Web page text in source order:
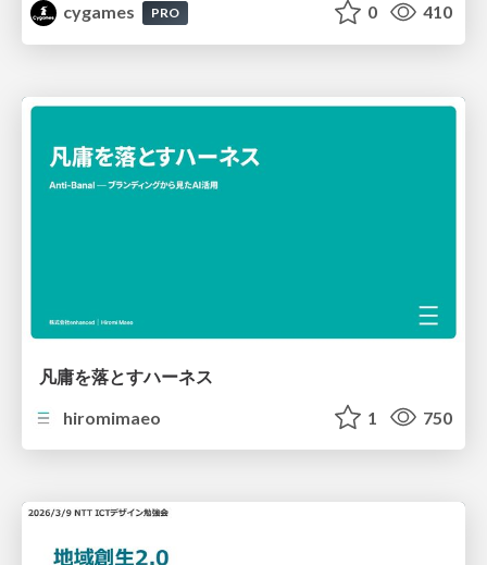
cygames PRO 0 410
凡庸を落とすハーネス
hiromimaeo
1 750